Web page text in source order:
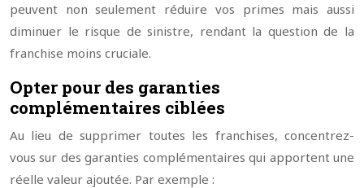
peuvent non seulement réduire vos primes mais aussi
diminuer le risque de sinistre, rendant la question de la
franchise moins cruciale.
Opter pour des garanties
complémentaires ciblées
Au lieu de supprimer toutes les franchises, concentrez-
vous sur des garanties complémentaires qui apportent une
réelle valeur ajoutée. Par exemple :